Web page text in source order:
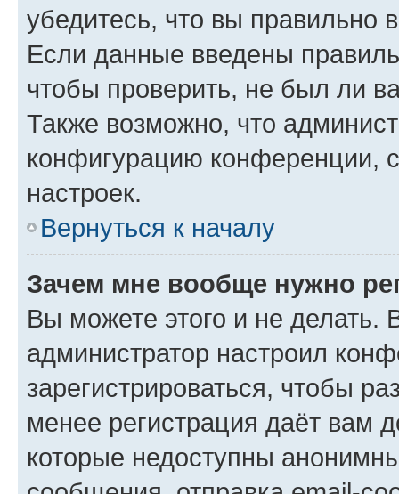
убедитесь, что вы правильно
Если данные введены
чтобы проверить, не был ли
Также возможно, что
конфигурацию конференции,
настроек.
Вернуться к началу
Зачем мне вообще нужно
Вы можете этого и не делать.
администратор настроил
зарегистрироваться, чтобы
менее регистрация даёт вам
которые недоступны